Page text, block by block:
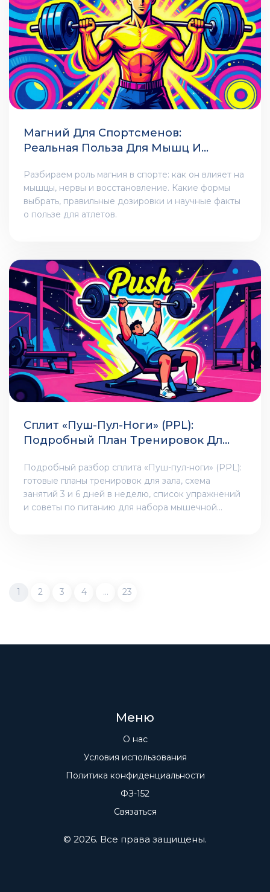
Магний Для Спортсменов:
Реальная Польза Для Мышц И
Разбираем роль магния в спорте: как он влияет на
мышцы, нервы и восстановление. Какие формы
выбрать, правильные дозировки и научные факты
о пользе для атлетов.
Сплит «Пуш-Пул-Ноги» (PPL):
Подробный План Тренировок Для
Подробный разбор сплита «Пуш-пул-ноги» (PPL):
готовые планы тренировок для зала, схема
занятий 3 и 6 дней в неделю, список упражнений
и советы по питанию для набора мышечной
1 2 3 4 … 23
Меню
О нас
Условия использования
Политика конфиденциальности
ФЗ-152
Связаться
© 2026. Все права защищены.